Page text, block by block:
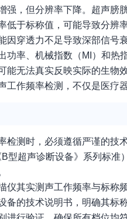
强，但分辨率下降。超声
低于标称值，可能导致分
因穿透力不足导致深部信号
功率、机械指数（MI）和
能无法真实反映实际的生
工作频率检测，不仅是医疗
检测时，必须遵循严谨的技
型超声诊断设备》系列标
仪其实测声工作频率与标称
备的技术说明书，明确其